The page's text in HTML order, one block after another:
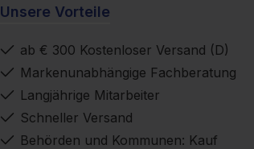
Unsere Vorteile
ab € 300 Kostenloser Versand (D)
Markenunabhängige Fachberatung
Langjährige Mitarbeiter
Schneller Versand
Behörden und Kommunen: Kauf